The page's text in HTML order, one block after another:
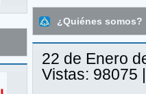
¿Quiénes somos?
22 de Enero
Vistas: 98075